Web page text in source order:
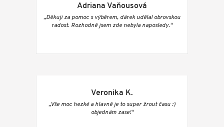
Adriana Vaňousová
„Děkuji za pomoc s výběrem, dárek udělal obrovskou
radost. Rozhodně jsem zde nebyla naposledy.“
Veronika K.
„Vše moc hezké a hlavně je to super žrout času :)
objednám zase!“